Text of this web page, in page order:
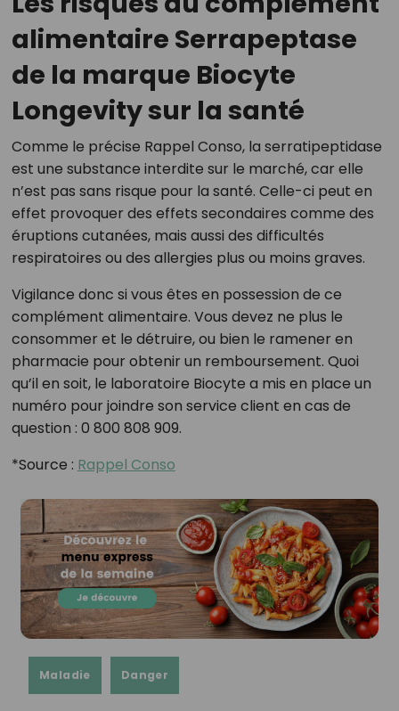
alimentaire Serrapeptase
de la marque Biocyte
Longevity sur la santé
Comme le précise Rappel Conso, la serratipeptidase
est une substance interdite sur le marché, car elle
n’est pas sans risque pour la santé. Celle-ci peut en
effet provoquer des effets secondaires comme des
éruptions cutanées, mais aussi des difficultés
respiratoires ou des allergies plus ou moins graves.
Vigilance donc si vous êtes en possession de ce
complément alimentaire. Vous devez ne plus le
consommer et le détruire, ou bien le ramener en
pharmacie pour obtenir un remboursement. Quoi
qu’il en soit, le laboratoire Biocyte a mis en place un
numéro pour joindre son service client en cas de
question : 0 800 808 909.
*Source : Rappel Conso
Maladie Danger